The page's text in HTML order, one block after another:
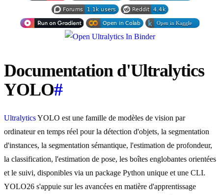
Documentation d'Ultralytics
YOLO#
UltralyticsYOLO est une famille de modèles de vision par
ordinateur en temps réel pour la détection d'objets, la segmentation
d'instances, la segmentation sémantique, l'estimation de profondeur,
la classification, l'estimation de pose, les boîtes englobantes orientées
et le suivi, disponibles via un package Python unique et une CLI.
YOLO26 s'appuie sur les avancées en matière d'apprentissage